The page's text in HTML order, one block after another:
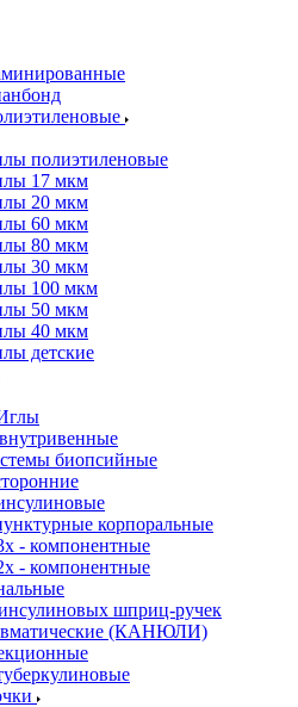
полиэтиленовые
17 мкм
20 мкм
60 мкм
80 мкм
30 мкм
100 мкм
50 мкм
40 мкм
детские
биопсийные
корпоральные
- компонентные
- компонентные
шприц-ручек
(КАНЮЛИ)